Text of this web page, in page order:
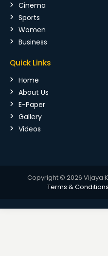
Cinema
Sports
Women
Business
Quick Links
Home
About Us
E-Paper
Gallery
Videos
Copyright © 2026 Vijaya
Terms & Conditions